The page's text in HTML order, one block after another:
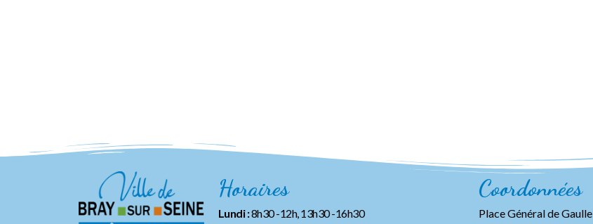
Horaires
Lundi :8h30 -12h, 13h30 -16h30
Coordonnées
Place Général de Gaulle